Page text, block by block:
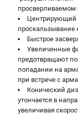
просверливаемом
Центрирующий
проскальзывание
Быстрое
Увеличенные
предотвращают
попадании на
при встрече с
Конический
утончается в
увеличивая